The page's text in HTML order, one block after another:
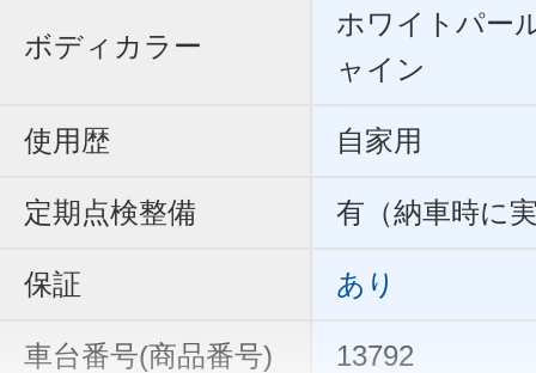
ボディカラー
ホワイトパー
ャイン
使用歴 自家用
定期点検整備 有（納車時に
保証 あり
車台番号(商品番号) 13792